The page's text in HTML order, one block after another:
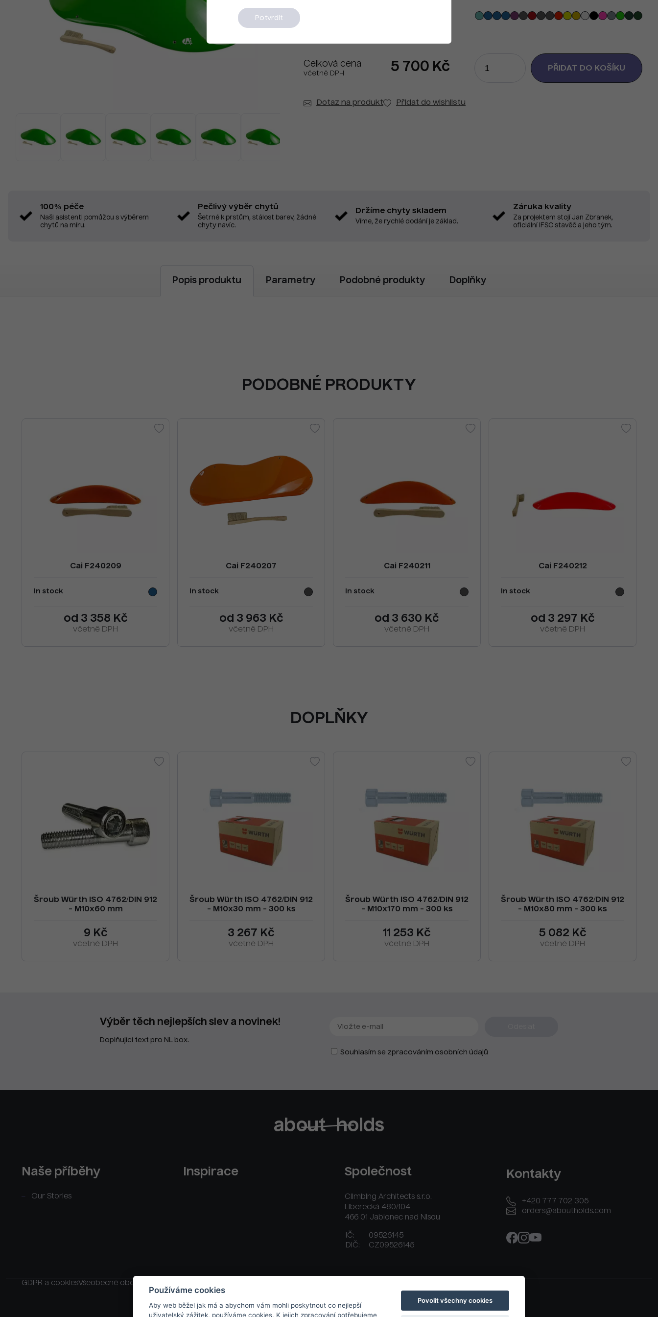
Celková cena
včetně DPH 5 700 Kč
Dotaz na produkt Přidat do wishlistu
100% péče
Naši asistenti pomůžou s výběrem
chytů na míru.
Pečlivý výběr chytů
Šetrné k prstům, stálost barev, žádné
chyty navíc.
Držíme chyty skladem
Víme, že rychlé dodání je základ.
Záruka kvality
Za projektem stojí Jan Zbranek,
oficiální IFSC stavěč a jeho tým.
Popis produktu Parametry Podobné produkty Doplňky
PODOBNÉ PRODUKTY
Cai F240209
In stock
od 3 358 Kč
včetně DPH
Cai F240207
In stock
od 3 963 Kč
včetně DPH
Cai F240211
In stock
od 3 630 Kč
včetně DPH
Cai F240212
In stock
od 3 297 Kč
včetně DPH
DOPLŇKY
Šroub Würth ISO 4762/DIN 912
- M10x60 mm
9 Kč
včetně DPH
Šroub Würth ISO 4762/DIN 912
- M10x30 mm - 300 ks
3 267 Kč
včetně DPH
Šroub Würth ISO 4762/DIN 912
- M10x170 mm - 300 ks
11 253 Kč
včetně DPH
Šroub Würth ISO 4762/DIN 912
- M10x80 mm - 300 ks
5 082 Kč
včetně DPH
Výběr těch nejlepších slev a novinek!
Doplňující text pro NL box.
Souhlasím se zpracováním osobních údajů
Naše příběhy
Our Stories
Inspirace Společnost
Climbing Architects s.r.o.
Liberecká 480/104
466 01 Jablonec nad Nisou
IČ:
09526145
DIČ:
CZ09526145
Kontakty
+420 777 702 305
orders@aboutholds.com
GDPR a cookiesVšeobecné obchodní podmínky
Potvrdit
Používáme cookies
Aby web běžel jak má a abychom vám mohli poskytnout co nejlepší
uživatelský zážitek, používáme cookies. K jejich zpracování potřebujeme
Povolit všechny cookies